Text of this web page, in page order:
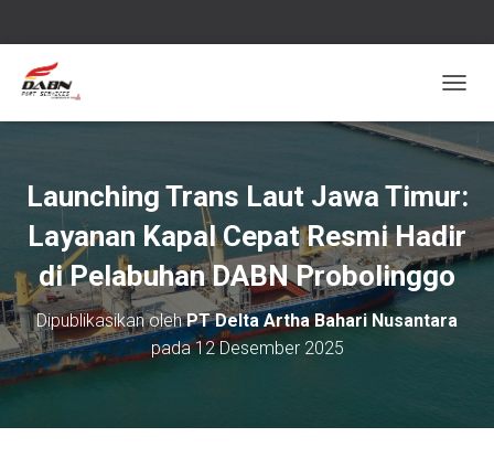
O
G
G
E
N
A
V
A
Launching Trans Laut Jawa Timur:
Layanan Kapal Cepat Resmi Hadir
di Pelabuhan DABN Probolinggo
Dipublikasikan olehPT Delta Artha Bahari Nusantara
pada12 Desember 2025